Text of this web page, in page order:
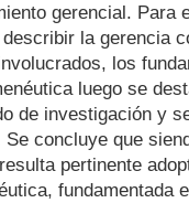
gerencial. Para
la gerencia
los
luego se
de investigación y
concluye que
pertinente
fundamentada